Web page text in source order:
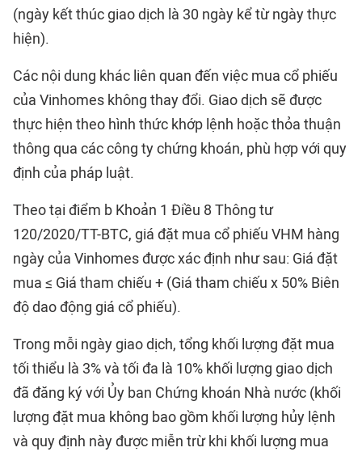
(ngày kết thúc giao dịch là 30 ngày kể từ ngày thực
hiện).
Các nội dung khác liên quan đến việc mua cổ phiếu
của Vinhomes không thay đổi. Giao dịch sẽ được
thực hiện theo hình thức khớp lệnh hoặc thỏa thuận
thông qua các công ty chứng khoán, phù hợp với quy
định của pháp luật.
Theo tại điểm b Khoản 1 Điều 8 Thông tư
120/2020/TT-BTC, giá đặt mua cổ phiếu VHM hàng
ngày của Vinhomes được xác định như sau: Giá đặt
mua ≤ Giá tham chiếu + (Giá tham chiếu x 50% Biên
độ dao động giá cổ phiếu).
Trong mỗi ngày giao dịch, tổng khối lượng đặt mua
tối thiểu là 3% và tối đa là 10% khối lượng giao dịch
đã đăng ký với Ủy ban Chứng khoán Nhà nước (khối
lượng đặt mua không bao gồm khối lượng hủy lệnh
và quy định này được miễn trừ khi khối lượng mua